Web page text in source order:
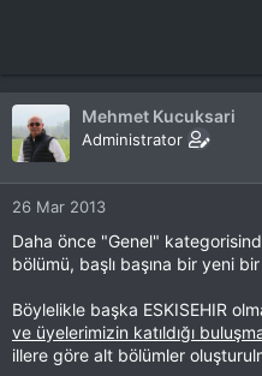
Mehmet Kucuksari
Administrator
26 Mar 2013
Daha önce "Genel"
bölümü, başlı başına bir yeni
Böylelikle başka ESKISEHIR
ve üyelerimizin katıldığı
illere göre alt bölümler